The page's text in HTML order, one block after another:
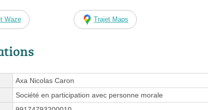
Waze Trajet Maps
Axa Nicolas Caron
Société en participation avec personne morale